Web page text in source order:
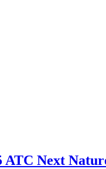
Next